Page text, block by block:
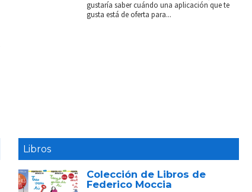
gustaría saber cuándo una aplicación que te
gusta está de oferta para...
Libros
Colección de Libros de
Federico Moccia